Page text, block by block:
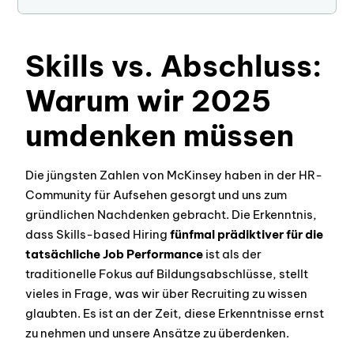
Skills vs. Abschluss:
Warum wir 2025
umdenken müssen
Die jüngsten Zahlen von McKinsey haben in der HR-
Community für Aufsehen gesorgt und uns zum
gründlichen Nachdenken gebracht. Die Erkenntnis,
dass Skills-based Hiringfünfmal prädiktiver für die
tatsächliche Job Performance ist als der
traditionelle Fokus auf Bildungsabschlüsse, stellt
vieles in Frage, was wir über Recruiting zu wissen
glaubten. Es ist an der Zeit, diese Erkenntnisse ernst
zu nehmen und unsere Ansätze zu überdenken.